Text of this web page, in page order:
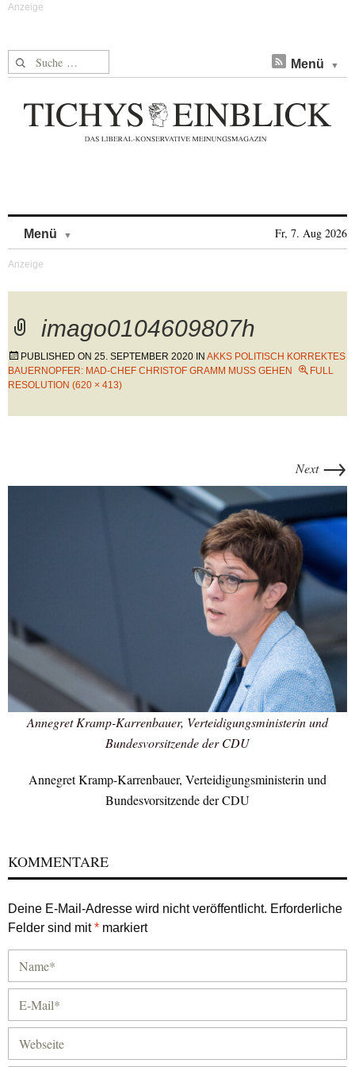
Suche nach: Menü
Menü Fr, 7. Aug 2026
imago0104609807h
PUBLISHED ON 25. SEPTEMBER 2020 IN AKKS POLITISCH KORREKTES
BAUERNOPFER: MAD-CHEF CHRISTOF GRAMM MUSS GEHEN
FULL
RESOLUTION (620 × 413)
Next →
Annegret Kramp-Karrenbauer, Verteidigungsministerin und
Bundesvorsitzende der CDU
Annegret Kramp-Karrenbauer, Verteidigungsministerin und
Bundesvorsitzende der CDU
KOMMENTARE
Deine E-Mail-Adresse wird nicht veröffentlicht. Erforderliche
Felder sind mit* markiert